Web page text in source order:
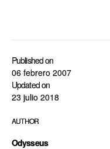
Published on
06 febrero 2007
Updated on
23 julio 2018
AUTHOR
Odysseus